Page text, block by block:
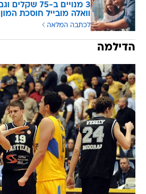
3 מנויים ב-75
וואלה מובייל חוסכת המון
לכתבה המלאה
הדילמה